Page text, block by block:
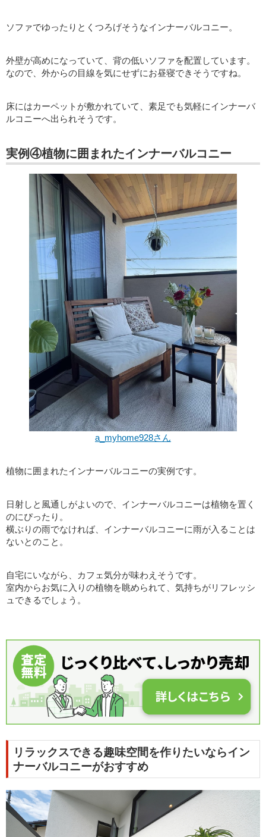
ソファでゆったりとくつろげそうなインナーバルコニー。
外壁が高めになっていて、背の低いソファを配置しています。
なので、外からの目線を気にせずにお昼寝できそうですね。
床にはカーペットが敷かれていて、素足でも気軽にインナーバ
ルコニーへ出られそうです。
実例④植物に囲まれたインナーバルコニー
a_myhome928さん
植物に囲まれたインナーバルコニーの実例です。
日射しと風通しがよいので、インナーバルコニーは植物を置く
のにぴったり。
横ぶりの雨でなければ、インナーバルコニーに雨が入ることは
ないとのこと。
自宅にいながら、カフェ気分が味わえそうです。
室内からお気に入りの植物を眺められて、気持ちがリフレッシ
ュできるでしょう。
リラックスできる趣味空間を作りたいならイン
ナーバルコニーがおすすめ